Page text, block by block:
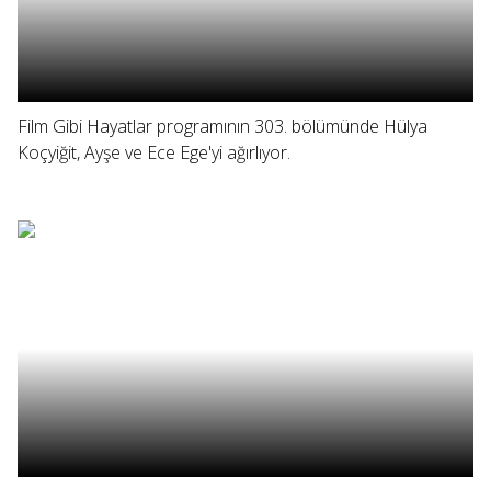
Film Gibi Hayatlar programının 303. bölümünde Hülya
Koçyiğit, Ayşe ve Ece Ege'yi ağırlıyor.